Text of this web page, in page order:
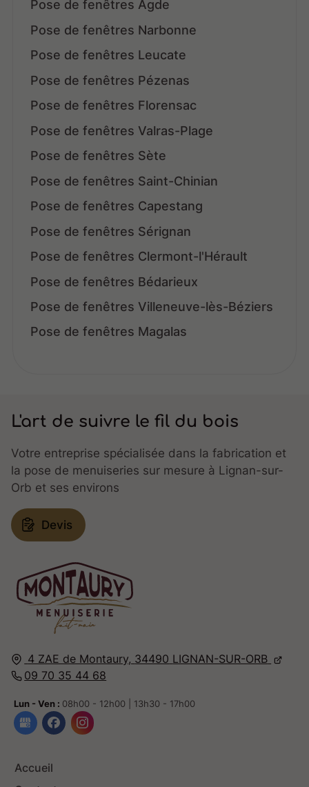
Pose de fenêtres Agde
Pose de fenêtres Narbonne
Pose de fenêtres Leucate
Pose de fenêtres Pézenas
Pose de fenêtres Florensac
Pose de fenêtres Valras-Plage
Pose de fenêtres Sète
Pose de fenêtres Saint-Chinian
Pose de fenêtres Capestang
Pose de fenêtres Sérignan
Pose de fenêtres Clermont-l'Hérault
Pose de fenêtres Bédarieux
Pose de fenêtres Villeneuve-lès-Béziers
Pose de fenêtres Magalas
4 ZAE de Montaury, 34490 LIGNAN-SUR-ORB
09 70 35 44 68
Lun - Ven : 08h00 - 12h00 | 13h30 - 17h00
Accueil
L'art de suivre le fil du bois
Votre entreprise spécialisée dans la fabrication et
la pose de menuiseries sur mesure à Lignan-sur-
Orb et ses environs
Devis